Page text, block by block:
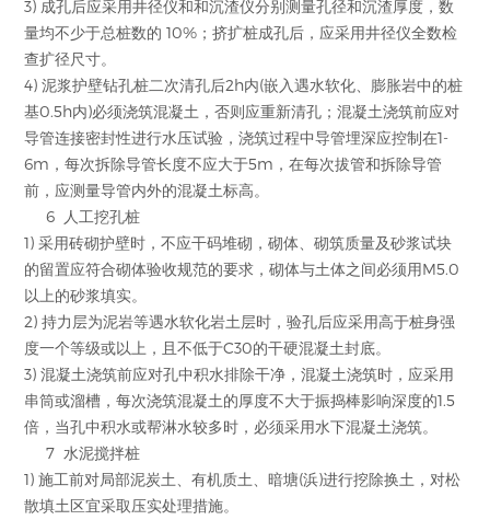
3) 成孔后应采用井径仪和和沉渣仪分别测量孔径和沉渣厚度，数
量均不少于总桩数的 10%；挤扩桩成孔后，应采用井径仪全数检
查扩径尺寸。
4) 泥浆护壁钻孔桩二次清孔后2h内(嵌入遇水软化、膨胀岩中的桩
基0.5h内)必须浇筑混凝土，否则应重新清孔；混凝土浇筑前应对
导管连接密封性进行水压试验，浇筑过程中导管埋深应控制在1-
6m，每次拆除导管长度不应大于5m，在每次拔管和拆除导管
前，应测量导管内外的混凝土标高。
6 人工挖孔桩
1) 采用砖砌护壁时，不应干码堆砌，砌体、砌筑质量及砂浆试块
的留置应符合砌体验收规范的要求，砌体与土体之间必须用M5.0
以上的砂浆填实。
2) 持力层为泥岩等遇水软化岩土层时，验孔后应采用高于桩身强
度一个等级或以上，且不低于C30的干硬混凝土封底。
3) 混凝土浇筑前应对孔中积水排除干净，混凝土浇筑时，应采用
串筒或溜槽，每次浇筑混凝土的厚度不大于振捣棒影响深度的1.5
倍，当孔中积水或帮淋水较多时，必须采用水下混凝土浇筑。
7 水泥搅拌桩
1) 施工前对局部泥炭土、有机质土、暗塘(浜)进行挖除换土，对松
散填土区宜采取压实处理措施。